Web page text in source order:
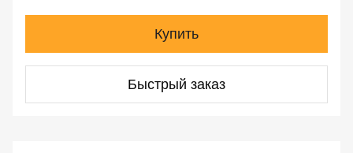
Купить
Быстрый заказ